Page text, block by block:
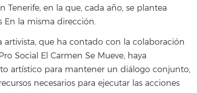
Tenerife, en la que, cada año, se plantea
En la misma dirección.
artivista, que ha contado con la colaboración
Social El Carmen Se Mueve, haya
artístico para mantener un diálogo conjunto,
necesarios para ejecutar las acciones